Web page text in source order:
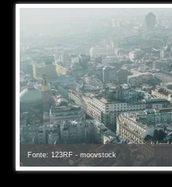
Fonte: 123RF - moovstock